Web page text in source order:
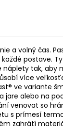
a volný čas.
postave.
tak, aby
více
ve variante
jare alebo na
venovat so
s prímesí
zahrátí